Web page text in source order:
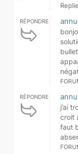
RÉPONDRE
RÉPONDRE
j’ai
croit
faut